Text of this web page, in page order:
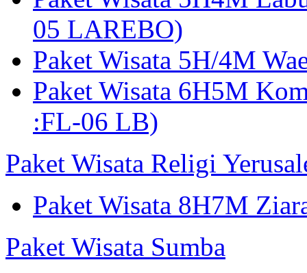
05 LAREBO)
Paket Wisata 5H/4M
Paket Wisata 6H5M
:FL-06 LB)
Paket Wisata Religi
Paket Wisata 8H7M
Paket Wisata Sumba